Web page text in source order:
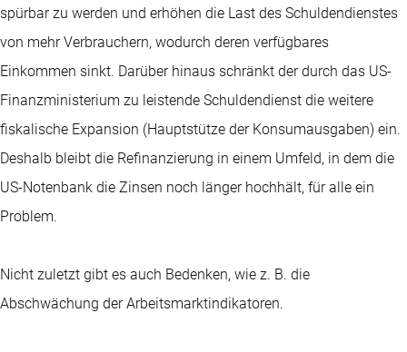
spürbar zu werden und erhöhen die Last des Schuldendienstes
von mehr Verbrauchern, wodurch deren verfügbares
Einkommen sinkt. Darüber hinaus schränkt der durch das US-
Finanzministerium zu leistende Schuldendienst die weitere
fiskalische Expansion (Hauptstütze der Konsumausgaben) ein.
Deshalb bleibt die Refinanzierung in einem Umfeld, in dem die
US-Notenbank die Zinsen noch länger hochhält, für alle ein
Problem.
Nicht zuletzt gibt es auch Bedenken, wie z. B. die
Abschwächung der Arbeitsmarktindikatoren.